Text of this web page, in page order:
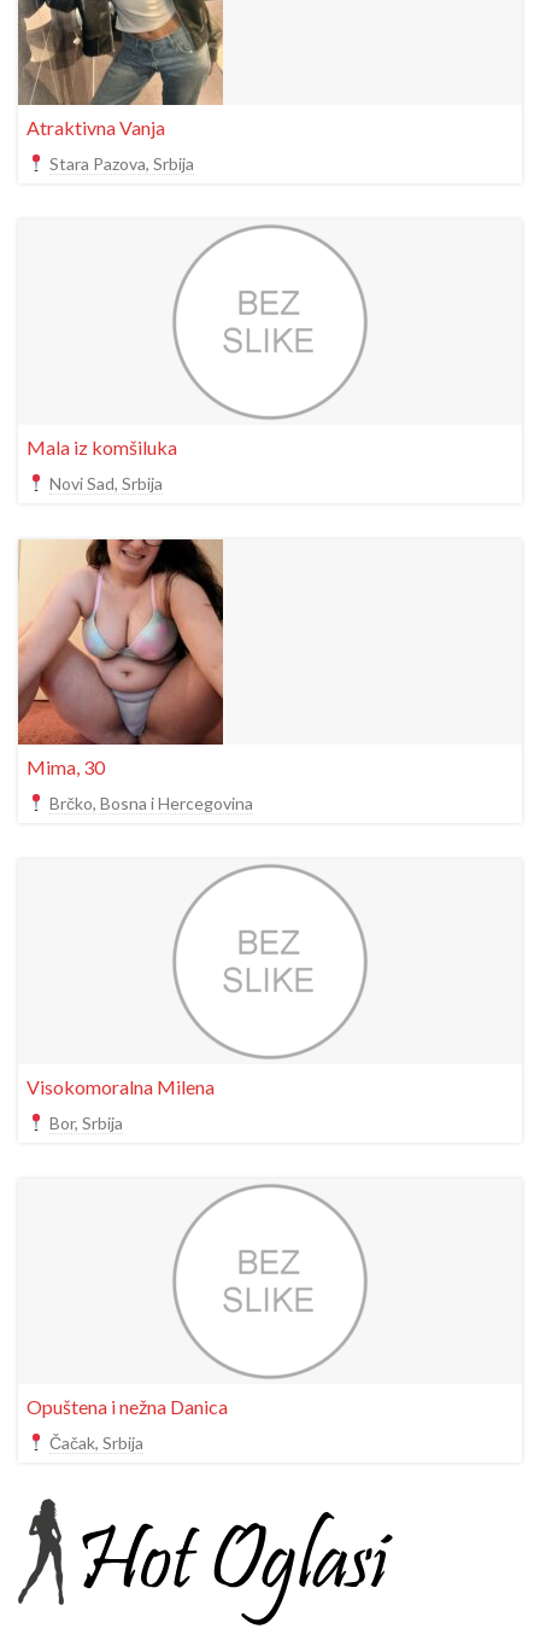
Atraktivna Vanja
Stara Pazova, Srbija
Mala iz komšiluka
Novi Sad, Srbija
Mima, 30
Brčko, Bosna i Hercegovina
Visokomoralna Milena
Bor, Srbija
Opuštena i nežna Danica
Čačak, Srbija